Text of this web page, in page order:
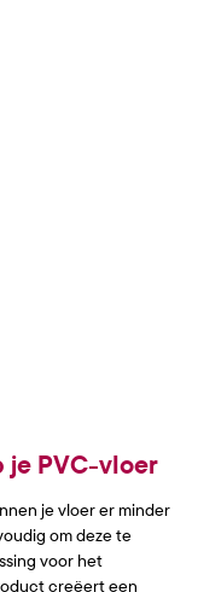
je PVC-vloer
je vloer er minder
om deze te
voor het
creëert een